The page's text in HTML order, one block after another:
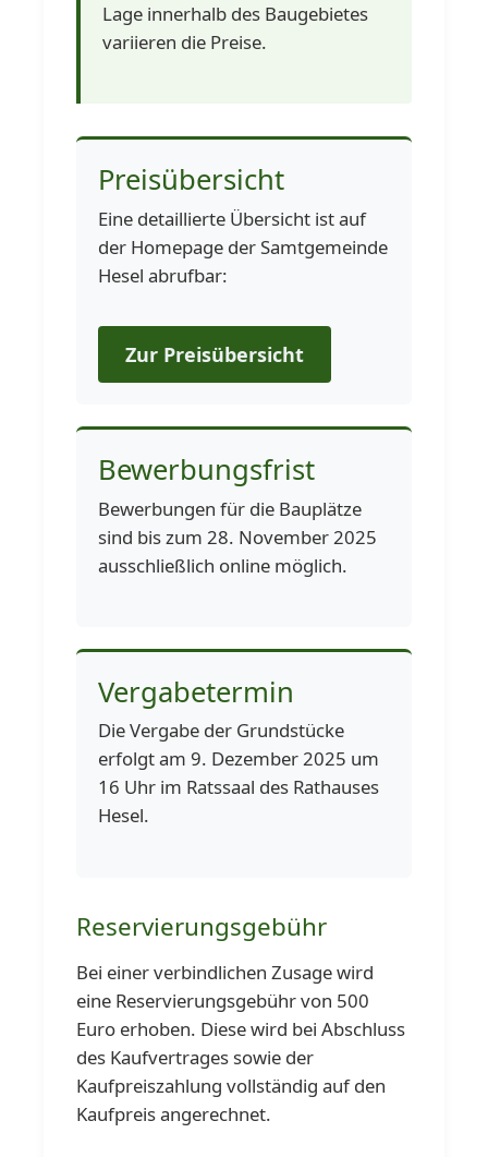
Lage innerhalb des Baugebietes
variieren die Preise.
Preisübersicht
Eine detaillierte Übersicht ist auf
der Homepage der Samtgemeinde
Hesel abrufbar:
Zur Preisübersicht
Bewerbungsfrist
Bewerbungen für die Bauplätze
sind bis zum 28. November 2025
ausschließlich online möglich.
Vergabetermin
Die Vergabe der Grundstücke
erfolgt am 9. Dezember 2025 um
16 Uhr im Ratssaal des Rathauses
Hesel.
Reservierungsgebühr
Bei einer verbindlichen Zusage wird
eine Reservierungsgebühr von 500
Euro erhoben. Diese wird bei Abschluss
des Kaufvertrages sowie der
Kaufpreiszahlung vollständig auf den
Kaufpreis angerechnet.